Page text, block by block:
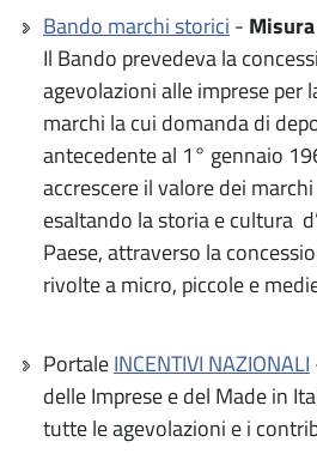
Bando marchi storici -
Il Bando prevedeva la
agevolazioni alle imprese per
marchi la cui domanda di
antecedente al 1° gennaio
accrescere il valore dei
esaltando la storia e cultura
Paese, attraverso la
rivolte a micro, piccole e
PortaleINCENTIVI NAZIONALI
delle Imprese e del Made in
tutte le agevolazioni e i